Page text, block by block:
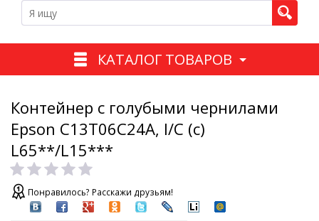
КАТАЛОГ ТОВАРОВ
Контейнер с голубыми чернилами
Epson C13T06C24A, I/C (c)
L65**/L15***
Понравилось? Расскажи друзьям!